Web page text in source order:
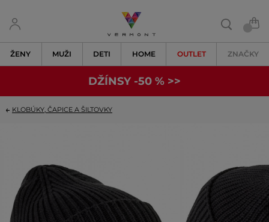
ŽENY MUŽI DETI HOME OUTLET ZNAČKY
DŽÍNSY -50 % >>
KLOBÚKY, ČAPICE A ŠILTOVKY